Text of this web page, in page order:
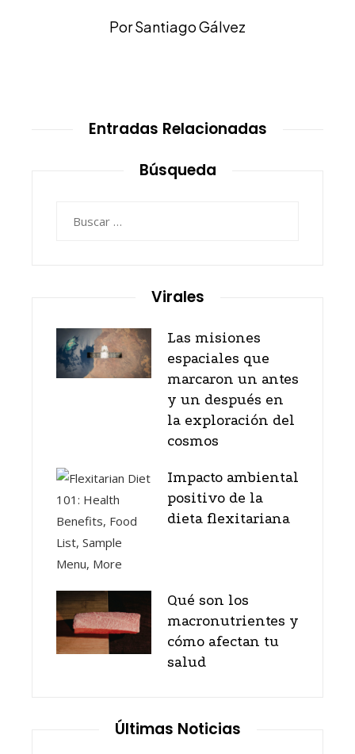
Por Santiago Gálvez
Entradas Relacionadas
Búsqueda
Virales
Las misiones
espaciales que
marcaron un antes
y un después en
la exploración del
cosmos
Impacto ambiental
positivo de la
dieta flexitariana
Qué son los
macronutrientes y
cómo afectan tu
salud
Últimas Noticias